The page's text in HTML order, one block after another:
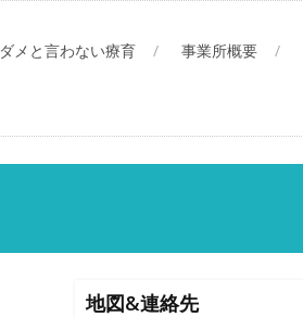
ダメと言わない療育 事業所概要
地図&連絡先